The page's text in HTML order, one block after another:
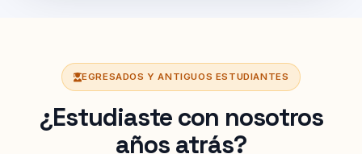
EGRESADOS Y ANTIGUOS ESTUDIANTES
¿Estudiaste con nosotros
años atrás?